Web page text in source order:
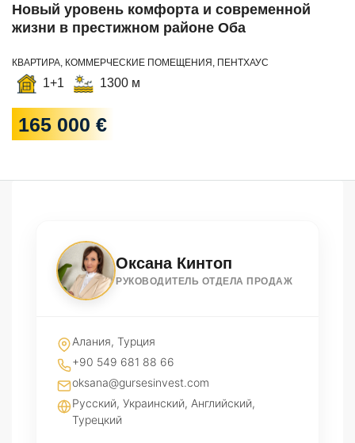
Новый уровень комфорта и современной
жизни в престижном районе Оба
КВАРТИРА, КОММЕРЧЕСКИЕ ПОМЕЩЕНИЯ, ПЕНТХАУС
1+1 1300 м
165 000 €
Оксана Кинтоп
РУКОВОДИТЕЛЬ ОТДЕЛА ПРОДАЖ
Алания, Турция
+90 549 681 88 66
oksana@gursesinvest.com
Русский, Украинский, Английский,
Турецкий